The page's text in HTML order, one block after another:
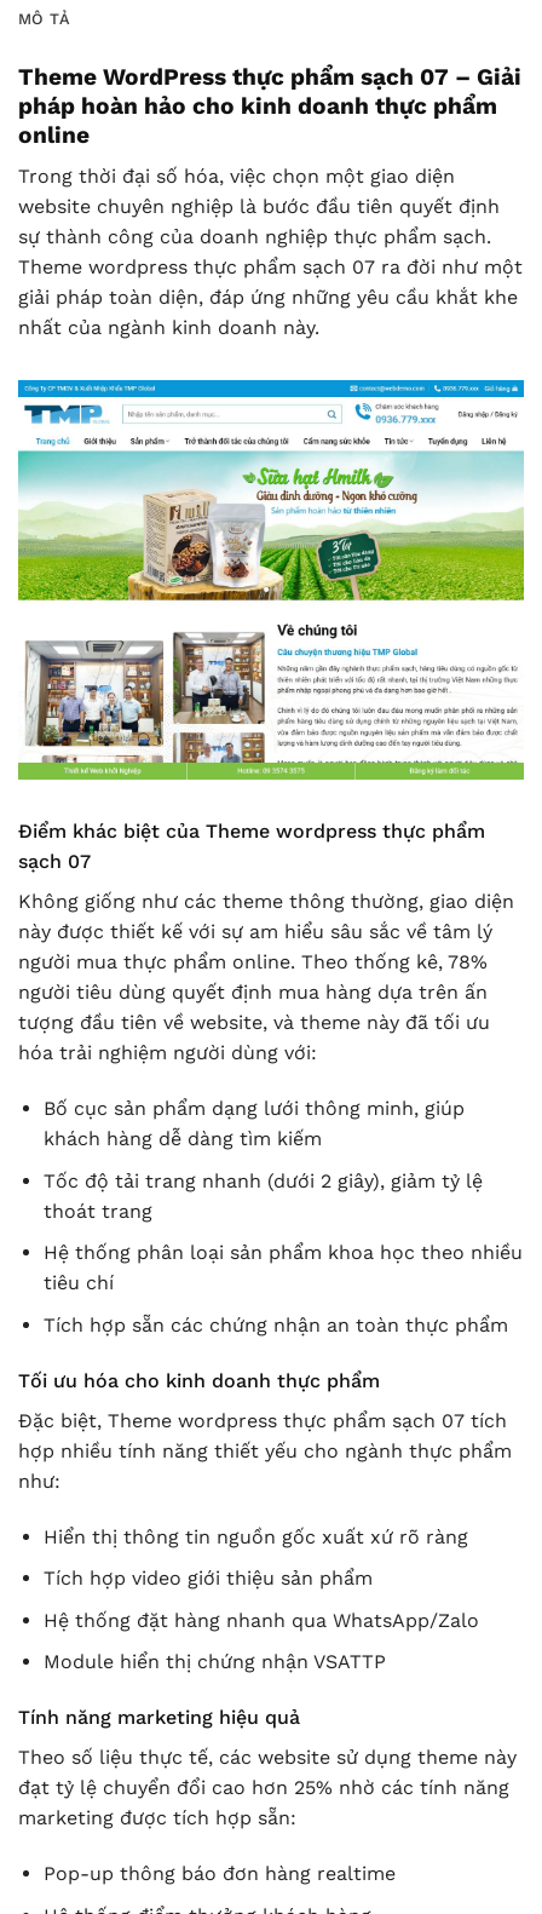
MÔ TẢ
Theme WordPress thực phẩm sạch 07 – Giải
pháp hoàn hảo cho kinh doanh thực phẩm
online
Trong thời đại số hóa, việc chọn một giao diện
website chuyên nghiệp là bước đầu tiên quyết định
sự thành công của doanh nghiệp thực phẩm sạch.
Theme wordpress thực phẩm sạch 07 ra đời như một
giải pháp toàn diện, đáp ứng những yêu cầu khắt khe
nhất của ngành kinh doanh này.
Điểm khác biệt của Theme wordpress thực phẩm
sạch 07
Không giống như các theme thông thường, giao diện
này được thiết kế với sự am hiểu sâu sắc về tâm lý
người mua thực phẩm online. Theo thống kê, 78%
người tiêu dùng quyết định mua hàng dựa trên ấn
tượng đầu tiên về website, và theme này đã tối ưu
hóa trải nghiệm người dùng với:
Bố cục sản phẩm dạng lưới thông minh, giúp
khách hàng dễ dàng tìm kiếm
Tốc độ tải trang nhanh (dưới 2 giây), giảm tỷ lệ
thoát trang
Hệ thống phân loại sản phẩm khoa học theo nhiều
tiêu chí
Tích hợp sẵn các chứng nhận an toàn thực phẩm
Tối ưu hóa cho kinh doanh thực phẩm
Đặc biệt, Theme wordpress thực phẩm sạch 07 tích
hợp nhiều tính năng thiết yếu cho ngành thực phẩm
như:
Hiển thị thông tin nguồn gốc xuất xứ rõ ràng
Tích hợp video giới thiệu sản phẩm
Hệ thống đặt hàng nhanh qua WhatsApp/Zalo
Module hiển thị chứng nhận VSATTP
Tính năng marketing hiệu quả
Theo số liệu thực tế, các website sử dụng theme này
đạt tỷ lệ chuyển đổi cao hơn 25% nhờ các tính năng
marketing được tích hợp sẵn:
Pop-up thông báo đơn hàng realtime